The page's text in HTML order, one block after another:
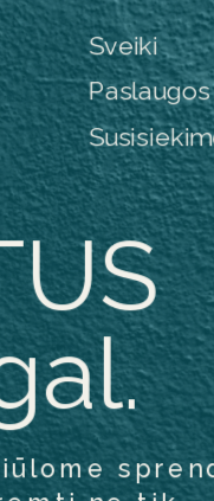
Sveiki
Paslaugos